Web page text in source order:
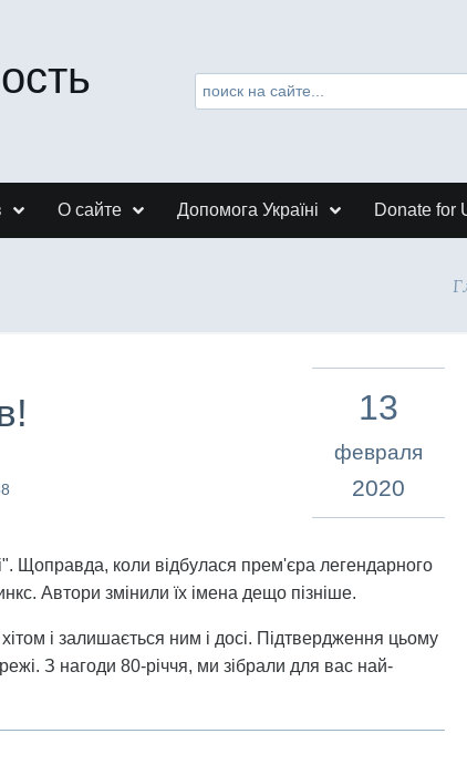
О сайте Допомога Україні Donate for
13
февраля
2020
Щоправда, коли відбулася прем'єра легендарного
Автори змінили їх імена дещо пізніше.
і залишається ним і досі. Підтвердження цьому
З нагоди 80-річчя, ми зібрали для вас най-